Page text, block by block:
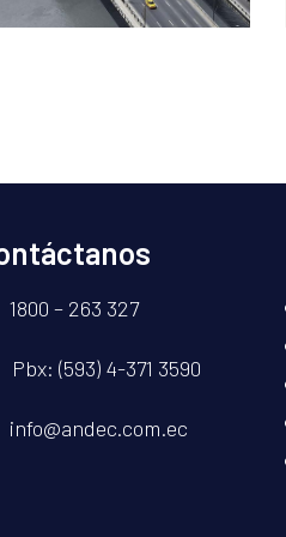
1800 – 263 327
(593) 4-371 3590
info@andec.com.ec